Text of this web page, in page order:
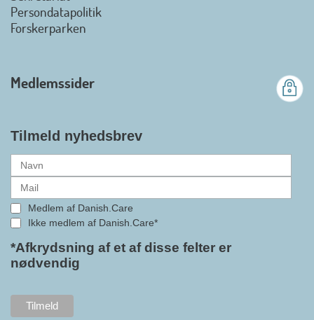
Danish.Care fra den 01. juli 2026
officielt kan kalde sig for
gennemslagskraft og skabe
hjælpemidler samt give
medlemmerne adgang til en
alle formaliteterne nu er på plads
i samarbejdet mellem
bestyrelsesleder i Danish.Care,
Claus Ipsen. Han betragter
fremtidssikring af Danish.Care,
som både er med til at styrke
Persondatapolitik
Forskerparken
Medlemssider
Tilmeld nyhedsbrev
Medlem af Danish.Care
Ikke medlem af Danish.Care*
*Afkrydsning af et af disse felter er
nødvendig